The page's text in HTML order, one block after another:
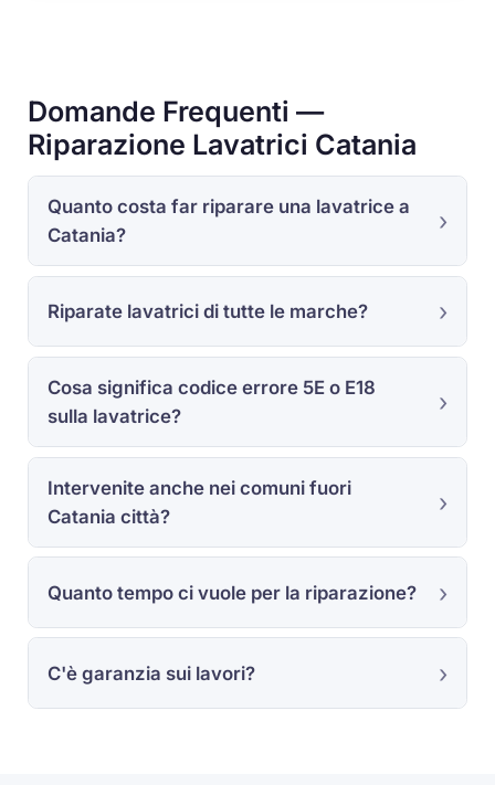
Domande Frequenti —
Riparazione Lavatrici Catania
Quanto costa far riparare una lavatrice a
Catania?
Riparate lavatrici di tutte le marche?
Cosa significa codice errore 5E o E18
sulla lavatrice?
Intervenite anche nei comuni fuori
Catania città?
Quanto tempo ci vuole per la riparazione?
C'è garanzia sui lavori?